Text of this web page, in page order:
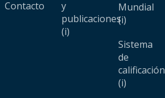
Contacto
y
publicaciones
(i)
Mundial
(i)
Sistema
de
calificación
(i)